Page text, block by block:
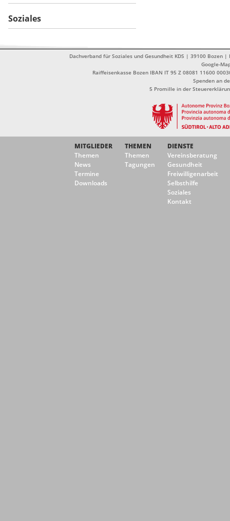
Soziales
Dachverband für Soziales und Gesundheit KDS | 39100
Google-
Raiffeisenkasse Bozen IBAN IT 95 Z 08081 11600
Spenden an
5 Promille in der
MITGLIEDER
Themen
News
Termine
Downloads
THEMEN
Themen
Tagungen
DIENSTE
Vereinsberatung
Gesundheit
Freiwilligenarbeit
Selbsthilfe
Soziales
Kontakt